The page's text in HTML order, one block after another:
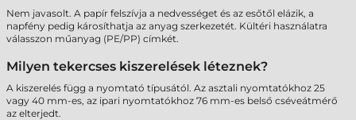
Nem javasolt. A papír felszívja a nedvességet és az esőtől elázik, a
napfény pedig károsíthatja az anyag szerkezetét. Kültéri használatra
válasszon műanyag (PE/PP) címkét.
Milyen tekercses kiszerelések léteznek?
A kiszerelés függ a nyomtató típusától. Az asztali nyomtatókhoz 25
vagy 40 mm-es, az ipari nyomtatókhoz 76 mm-es belső cséveátmérő
az elterjedt.